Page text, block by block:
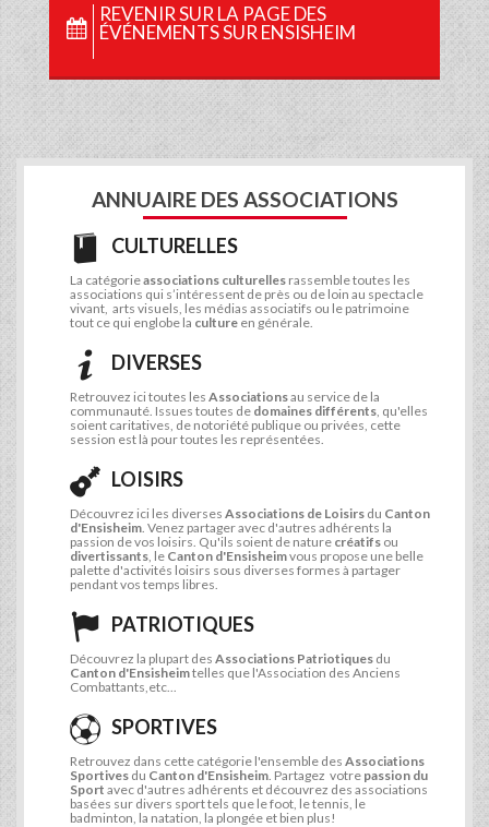
REVENIR SUR LA PAGE DES
ÉVÉNEMENTS SUR ENSISHEIM
ANNUAIRE DES ASSOCIATIONS
CULTURELLES
La catégorieassociations culturelles rassemble toutes les
associations qui s’intéressent de près ou de loin au spectacle
vivant, arts visuels, les médias associatifs ou le patrimoine
tout ce qui englobe la culture en générale.
DIVERSES
Retrouvez ici toutes les Associationsau service de la
communauté. Issues toutes de domaines différents , qu'elles
soient caritatives, de notoriété publique ou privées, cette
session est là pour toutes les représentées.
LOISIRS
Découvrez ici les diverses Associations de Loisirs du Canton
d'Ensisheim . Venez partager avec d'autres adhérents la
passion de vos loisirs. Qu'ils soient de nature créatifs ou
divertissants , le Canton d'Ensisheimvous propose une belle
palette d'activités loisirs sous diverses formes à partager
pendant vos temps libres.
PATRIOTIQUES
Découvrez la plupart des Associations Patriotiques du
Canton d'Ensisheimtelles que l'Association des Anciens
Combattants,etc...
SPORTIVES
Retrouvez dans cette catégorie l'ensemble des Associations
Sportives du Canton d'Ensisheim . Partagez votre passion du
Sport avec d'autres adhérents et découvrez des associations
basées sur divers sport tels que le foot, le tennis, le
badminton, la natation, la plongée et bien plus!